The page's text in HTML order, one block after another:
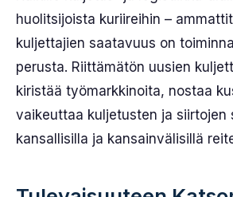
huolitsijoista kuriireihin –
kuljettajien saatavuus on
perusta. Riittämätön uusien
kiristää työmarkkinoita, nostaa
vaikeuttaa kuljetusten ja siirtojen
kansallisilla ja kansainvälisillä